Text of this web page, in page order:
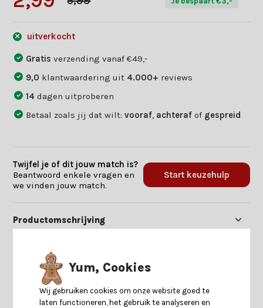
uitverkocht
Gratisverzending vanaf €49,-
9,0 klantwaardering uit 4.000+ reviews
14dagen uitproberen
Betaal zoals jij dat wilt:vooraf achteraf of gespreid
Twijfel je of dit jouw match is?
Beantwoord enkele vragen en
we vinden jouw match.
Start keuzehulp
Productomschrijving
Specificaties
Reviews
Yum, Cookies
Wij gebruiken cookies om onze website goed te
laten functioneren, het gebruik te analyseren en